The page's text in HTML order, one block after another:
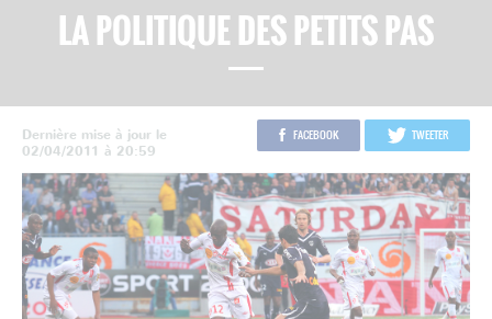
LA POLITIQUE DES PETITS PAS
Dernière mise à jour le
02/04/2011 à 20:59
FACEBOOK TWEETER